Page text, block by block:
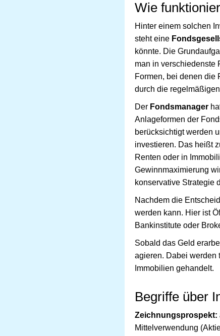
Wie
Hinter einem solchen
steht eine
könnte. Die
man in verschiedenste
Formen, bei denen die
durch die
Der Fondsmanager
Anlageformen der
berücksichtigt werden
investieren. Das heißt
Renten oder in
Gewinnmaximierung
konservative Strategie
Nachdem die
werden kann. Hier ist
Bankinstitute oder
Sobald das Geld
agieren. Dabei werden
Immobilien gehandelt.
Begriffe über
Zeichnungsprospekt:
Mittelverwendung